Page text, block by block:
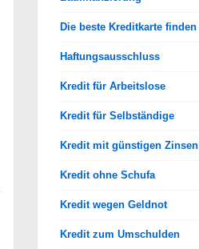
Die beste Kreditkarte finden
Haftungsausschluss
Kredit für Arbeitslose
Kredit für Selbständige
Kredit mit günstigen Zinsen
Kredit ohne Schufa
Kredit wegen Geldnot
Kredit zum Umschulden